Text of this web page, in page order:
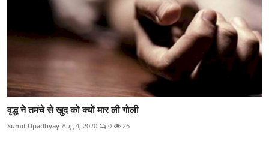
वृद्ध ने तमंचे से खुद को क्यों मार ली गोली
Sumit Upadhyay Aug 4, 2020 0 26